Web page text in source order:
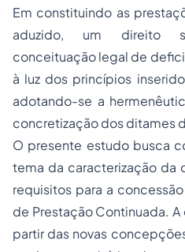
Em constituindo as
aduzido, um direito
conceituação legal de
à luz dos princípios
adotando-se a
concretização dos ditames
O presente estudo busca
tema da caracterização da
requisitos para a
de Prestação Continuada.
partir das novas